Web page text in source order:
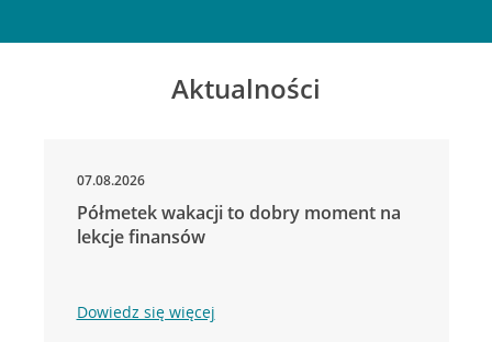
Aktualności
07.08.2026
Półmetek wakacji to dobry moment na
lekcje finansów
Dowiedz się więcej